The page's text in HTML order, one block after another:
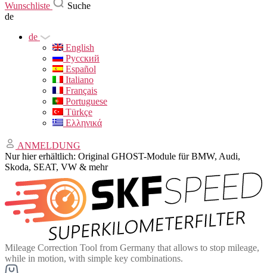
Wunschliste
Suche
de
de
English
Русский
Español
Italiano
Français
Portuguese
Türkçe
Ελληνικά
ANMELDUNG
Nur hier erhältlich: Original GHOST-Module für BMW, Audi,
Skoda, SEAT, VW & mehr
Mileage Correction Tool from Germany that allows to stop mileage,
while in motion, with simple key combinations.